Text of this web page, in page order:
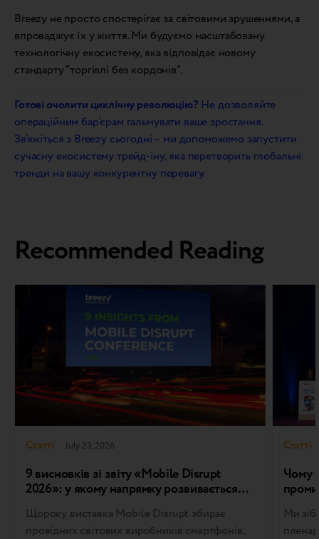
Breezy не просто спостерігає за світовими зрушеннями, а
впроваджує їх у життя. Ми будуємо масштабовану
технологічну екосистему, яка відповідає новому
стандарту “торгівлі без кордонів”.
Готові очолити циклічну революцію? Не дозволяйте
операційним бар’єрам гальмувати ваше зростання.
Зв’яжіться з Breezy сьогодні – ми допоможемо запустити
сучасну екосистему трейд-іну, яка перетворить глобальні
тренди на вашу конкурентну перевагу.
Recommended Reading
Статті July 23, 2026
9 висновків зі звіту «Mobile Disrupt
2026»: у якому напрямку розвивається
світовий ринок пристроїв у програмах
Trade-in та Refurbished
Щороку виставка Mobile Disrupt збирає
провідних світових виробників смартфонів,
Статті
Чому
Ми